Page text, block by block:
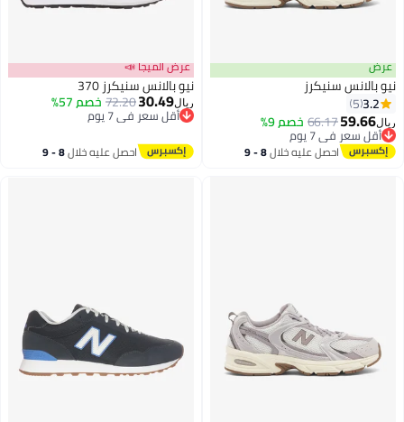
سنيكرز
66.17خصم 9%
7 يوم
7 يوم
احصل عليه خلال 8 - 9
اغسطس
عرض الميجا 📣
نيو بالانس سنيكرز 370
72.20خصم 57% أقل سعر في 7 يوم
بتخلّص بسرعة
احصل عليه خلال 8 - 9
اغسطس